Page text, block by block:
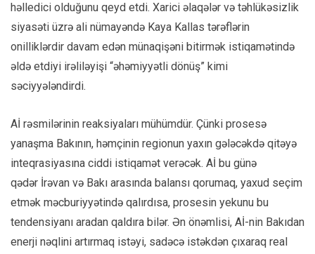
həlledici olduğunu qeyd etdi. Xarici əlaqələr və təhlükəsizlik
siyasəti üzrə ali nümayəndə Kaya Kallas tərəflərin
onilliklərdir davam edən münaqişəni bitirmək istiqamətində
əldə etdiyi irəliləyişi “əhəmiyyətli dönüş” kimi
səciyyələndirdi.
Aİ rəsmilərinin reaksiyaları mühümdür. Çünki prosesə
yanaşma Bakının, həmçinin regionun yaxın gələcəkdə qitəyə
inteqrasiyasına ciddi istiqamət verəcək. Aİ bu günə
qədər İrəvan və Bakı arasında balansı qorumaq, yaxud seçim
etmək məcburiyyətində qalırdısa, prosesin yekunu bu
tendensiyanı aradan qaldıra bilər. Ən önəmlisi, Aİ-nin Bakıdan
enerji nəqlini artırmaq istəyi, sadəcə istəkdən çıxaraq real